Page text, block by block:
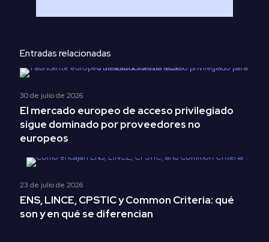
Entradas relacionadas
30 de julio de 2026
El mercado europeo de acceso privilegiado
sigue dominado por proveedores no
europeos
23 de julio de 2026
ENS, LINCE, CPSTIC y Common Criteria: qué
son y en qué se diferencian